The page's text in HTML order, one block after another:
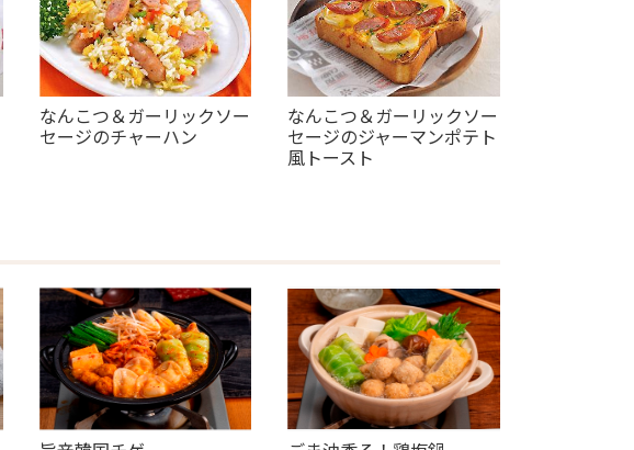
なんこつ＆ガーリックソー
セージのチャーハン
なんこつ＆ガーリックソー
セージのジャーマンポテト
風トースト